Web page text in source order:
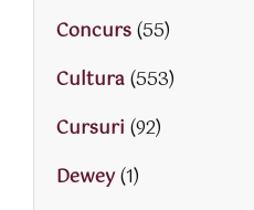
Concurs(55)
Cultura(553)
Cursuri (92)
Dewey(1)